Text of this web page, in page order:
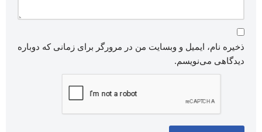
ذخیره نام، ایمیل و وبسایت من در مرورگر برای زمانی که دوباره
دیدگاهی می‌نویسم.